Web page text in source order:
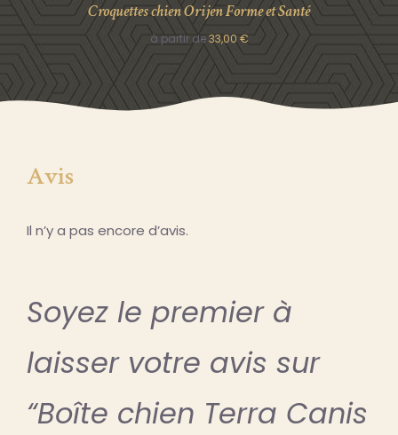
Croquettes chien Orijen Forme et Santé
à partir de33,00 €
Avis
Il n’y a pas encore d’avis.
Soyez le premier à
laisser votre avis sur
“Boîte chien Terra Canis